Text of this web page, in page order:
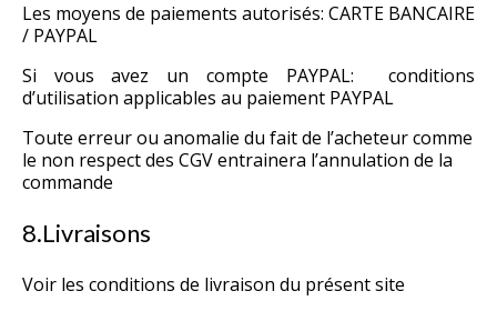
Les moyens de paiements autorisés: CARTE BANCAIRE
/ PAYPAL
Si vous avez un compte PAYPAL: conditions
d’utilisation applicables au paiement PAYPAL
Toute erreur ou anomalie du fait de l’acheteur comme
le non respect des CGV entrainera l’annulation de la
commande
8.Livraisons
Voir les conditions de livraison du présent site